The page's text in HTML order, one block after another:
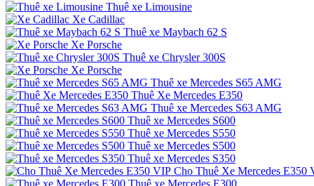
Thuê xe Limousine
Xe Cadillac
Thuê xe Maybach 62 S
Xe Porsche
Thuê xe Chrysler 300S
Xe Porsche
Thuê xe Mercedes S65 AMG
Thuê Xe Mercedes E350
Thuê xe Mercedes S63 AMG
Thuê xe Mercedes S600
Thuê xe Mercedes S550
Thuê xe Mercedes S500
Thuê xe Mercedes S350
Cho Thuê Xe Mercedes E350